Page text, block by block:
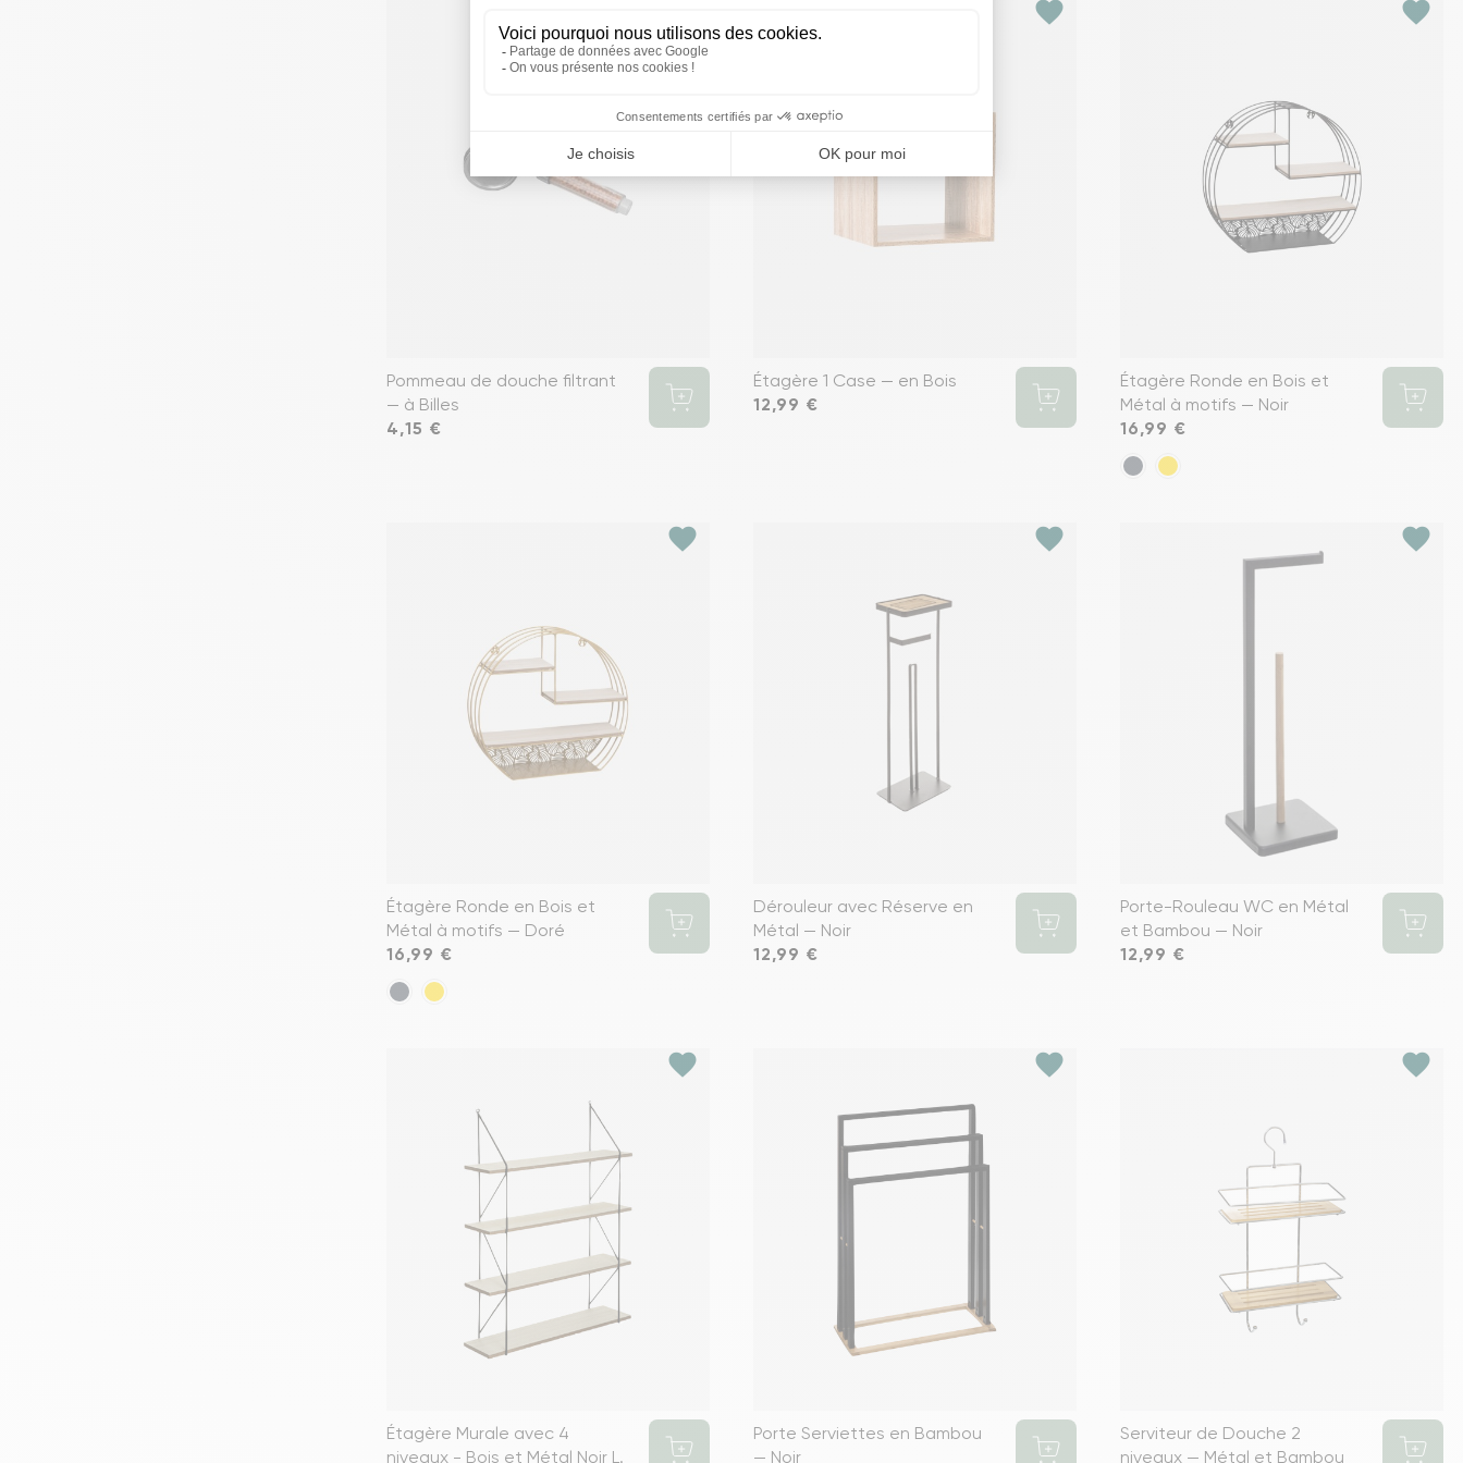
Pommeau de douche filtrant
— à Billes
Prix
4,15 €
favorite
Étagère 1 Case — en Bois
Prix
12,99 €
favorite
Étagère Ronde en Bois et
Métal à motifs — Noir
Prix
16,99 €
favorite
Étagère Ronde en Bois et
Métal à motifs — Doré
Prix
16,99 €
favorite
Dérouleur avec Réserve en
Métal — Noir
Prix
12,99 €
favorite
Porte-Rouleau WC en Métal
et Bambou — Noir
Prix
12,99 €
favorite
Étagère Murale avec 4
niveaux - Bois et Métal Noir L.
favorite
Porte Serviettes en Bambou
— Noir
favorite
Serviteur de Douche 2
niveaux — Métal et Bambou